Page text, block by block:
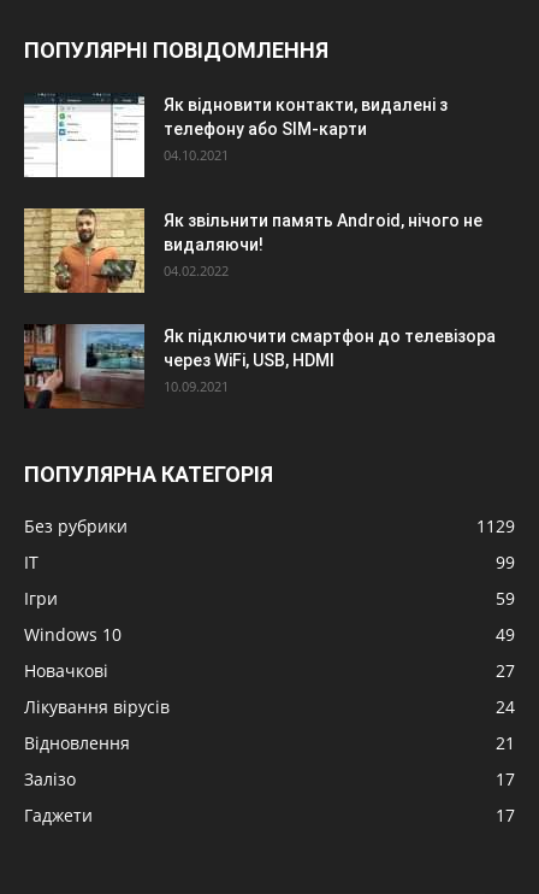
ПОПУЛЯРНІ ПОВІДОМЛЕННЯ
Як відновити контакти, видалені з
телефону або SIM-карти
04.10.2021
Як звільнити память Android, нічого не
видаляючи!
04.02.2022
Як підключити смартфон до телевізора
через WiFi, USB, HDMI
10.09.2021
ПОПУЛЯРНА КАТЕГОРІЯ
Без рубрики
1129
IT
99
Ігри
59
Windows 10
49
Новачкові
27
Лікування вірусів
24
Відновлення
21
Залізо
17
Гаджети
17